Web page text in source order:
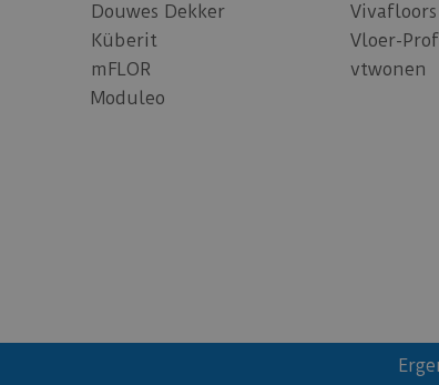
Douwes Dekker
Küberit
mFLOR
Moduleo
Vivafloors
Vloer-
vtwonen